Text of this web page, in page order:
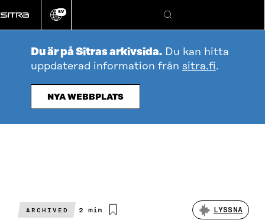
direkt
till
Ändra
språk
SV
Sök
Du är på Sitras arkivsida. Du kan hitta
uppdaterad information från sitra.fi.
NYA WEBBPLATS
ARCHIVED
Beräknad
2 min LYSSNA